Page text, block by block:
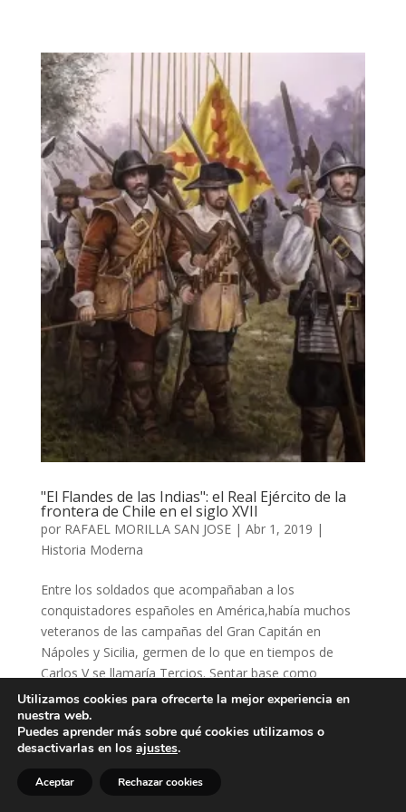
"El Flandes de las Indias": el Real Ejército de la
frontera de Chile en el siglo XVII
por RAFAEL MORILLA SAN JOSE| Abr 1, 2019 |
Historia Moderna
Entre los soldados que acompañaban a los
conquistadores españoles en América,había muchos
veteranos de las campañas del Gran Capitán en
Nápoles y Sicilia, germen de lo que en tiempos de
Carlos V se llamaría Tercios. Sentar base como
soldado en Italia o cruzar el...
Utilizamos cookies para ofrecerte la mejor experiencia en
nuestra web.
Puedes aprender más sobre qué cookies utilizamos o
desactivarlas en los ajustes.
Aceptar Rechazar cookies